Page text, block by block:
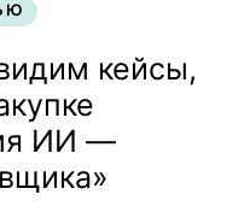
кейсы,
ИИ —